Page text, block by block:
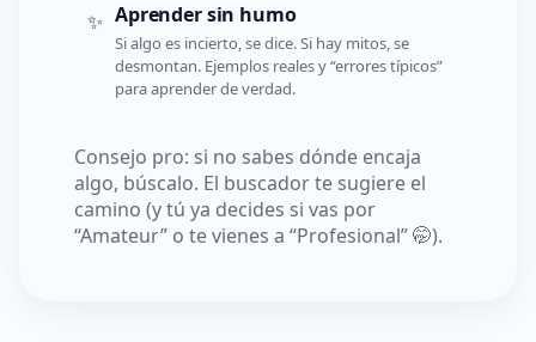
✨ Aprender sin humo
Si algo es incierto, se dice. Si hay mitos, se
desmontan. Ejemplos reales y “errores típicos”
para aprender de verdad.
Consejo pro: si no sabes dónde encaja
algo, búscalo. El buscador te sugiere el
camino (y tú ya decides si vas por
“Amateur” o te vienes a “Profesional” 🤭).